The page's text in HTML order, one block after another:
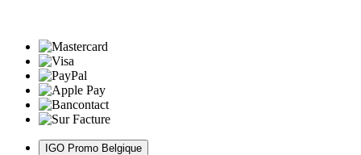
IGO Promo Belgique